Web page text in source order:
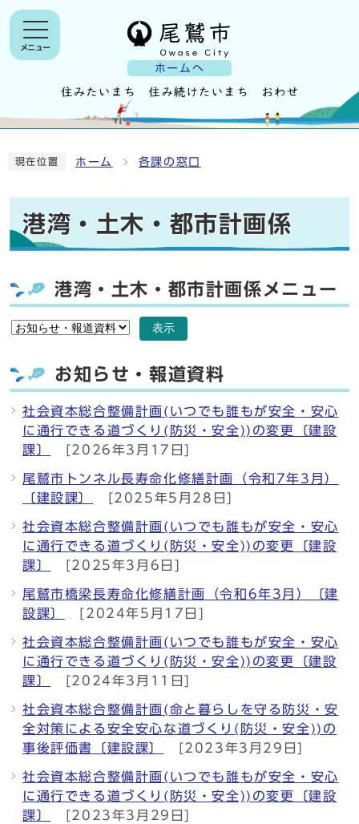
ホームへ
メニュー
現在位置 ホーム 各課の窓口
港湾・土木・都市計画係
港湾・土木・都市計画係メニュー
表示
お知らせ・報道資料
社会資本総合整備計画(いつでも誰もが安全・安心
に通行できる道づくり(防災・安全))の変更〔建設
課〕
[2026年3月17日]
尾鷲市トンネル長寿命化修繕計画（令和7年3月）
〔建設課〕
[2025年5月28日]
社会資本総合整備計画(いつでも誰もが安全・安心
に通行できる道づくり(防災・安全))の変更〔建設
課〕
[2025年3月6日]
尾鷲市橋梁長寿命化修繕計画（令和6年3月）〔建
設課〕
[2024年5月17日]
社会資本総合整備計画(いつでも誰もが安全・安心
に通行できる道づくり(防災・安全))の変更〔建設
課〕
[2024年3月11日]
社会資本総合整備計画(命と暮らしを守る防災・安
全対策による安全安心な道づくり(防災・安全))の
事後評価書〔建設課〕
[2023年3月29日]
社会資本総合整備計画(いつでも誰もが安全・安心
に通行できる道づくり(防災・安全))の変更〔建設
課〕
[2023年3月29日]